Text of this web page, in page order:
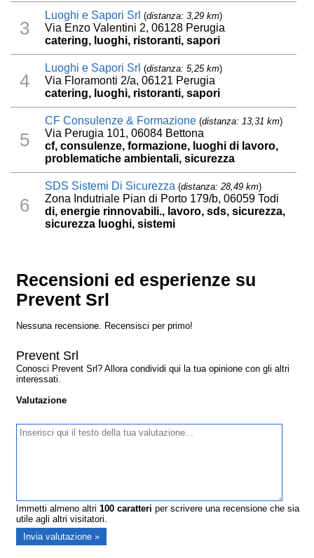
3
Luoghi e Sapori Srl (distanza: 3,29 km)
Via Enzo Valentini 2, 06128 Perugia
catering, luoghi, ristoranti, sapori
4
Luoghi e Sapori Srl (distanza: 5,25 km)
Via Floramonti 2/a, 06121 Perugia
catering, luoghi, ristoranti, sapori
5
CF Consulenze & Formazione (distanza: 13,31 km)
Via Perugia 101, 06084 Bettona
cf, consulenze, formazione, luoghi di lavoro,
problematiche ambientali, sicurezza
6
SDS Sistemi Di Sicurezza (distanza: 28,49 km)
Zona Indutriale Pian di Porto 179/b, 06059 Todi
di, energie rinnovabili., lavoro, sds, sicurezza,
sicurezza luoghi, sistemi
Recensioni ed esperienze su
Prevent Srl
Nessuna recensione. Recensisci per primo!
Prevent Srl
Conosci Prevent Srl? Allora condividi qui la tua opinione con gli altri
interessati.
Valutazione
Immetti almeno altri100 caratteri per scrivere una recensione che sia
utile agli altri visitatori.